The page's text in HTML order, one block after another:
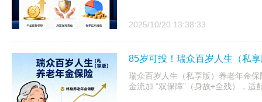
2025/10/20 13:38:33
85岁可投！瑞众百岁人生（私
瑞众百岁人生（私享版）养老年金
金流加 “双保障”（身故+全残），